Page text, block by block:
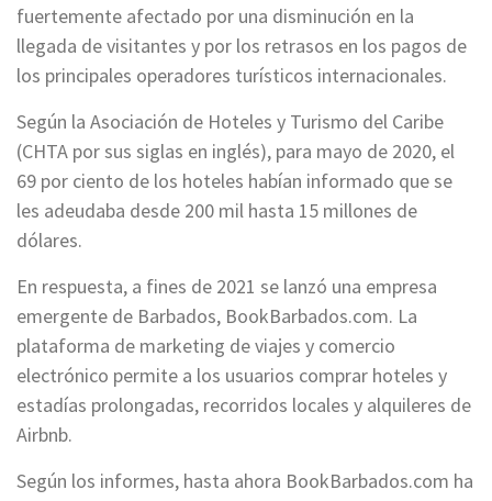
fuertemente afectado por una disminución en la
llegada de visitantes y por los retrasos en los pagos de
los principales operadores turísticos internacionales.
Según la Asociación de Hoteles y Turismo del Caribe
(CHTA por sus siglas en inglés), para mayo de 2020, el
69 por ciento de los hoteles habían informado que se
les adeudaba desde 200 mil hasta 15 millones de
dólares.
En respuesta, a fines de 2021 se lanzó una empresa
emergente de Barbados, BookBarbados.com. La
plataforma de marketing de viajes y comercio
electrónico permite a los usuarios comprar hoteles y
estadías prolongadas, recorridos locales y alquileres de
Airbnb.
Según los informes, hasta ahora BookBarbados.com ha